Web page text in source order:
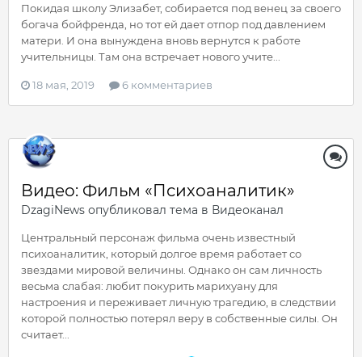
Покидая школу Элизабет, собирается под венец за своего
богача бойфренда, но тот ей дает отпор под давлением
матери. И она вынуждена вновь вернутся к работе
учительницы. Там она встречает нового учите...
18 мая, 2019 6 комментариев
Видео: Фильм «Психоаналитик»
DzagiNews опубликовал тема в Видеоканал
Центральный персонаж фильма очень известный
психоаналитик, который долгое время работает со
звездами мировой величины. Однако он сам личность
весьма слабая: любит покурить марихуану для
настроения и переживает личную трагедию, в следствии
которой полностью потерял веру в собственные силы. Он
считает...